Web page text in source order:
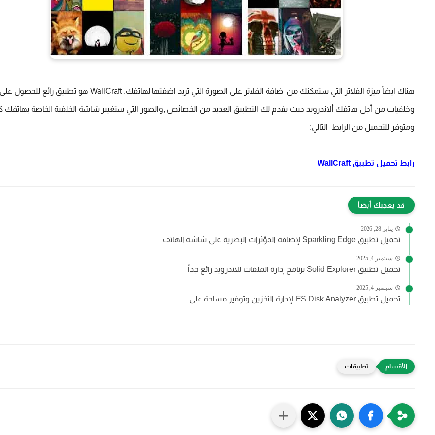
هناك ايضاً ميزة الفلاتر التي ستمكنك من اضافة الفلاتر على الصورة التي تريد اضفتها لهاتفك. WallCraft
ومتوفر للتحميل من الرابط  التالي:
رابط تحميل تطبيق WallCraft
قد يعجبك أيضاً
يناير 28, 2026
تحميل تطبيق Sparkling Edge لإضافة المؤثرات البصرية على شاشة الهاتف
سبتمبر 4, 2025
تحميل تطبيق Solid Explorer برنامج إدارة الملفات للاندرويد رائع جداً
سبتمبر 4, 2025
تحميل تطبيق ES Disk Analyzer لإدارة التخزين وتوفير مساحة على...
تطبيقات